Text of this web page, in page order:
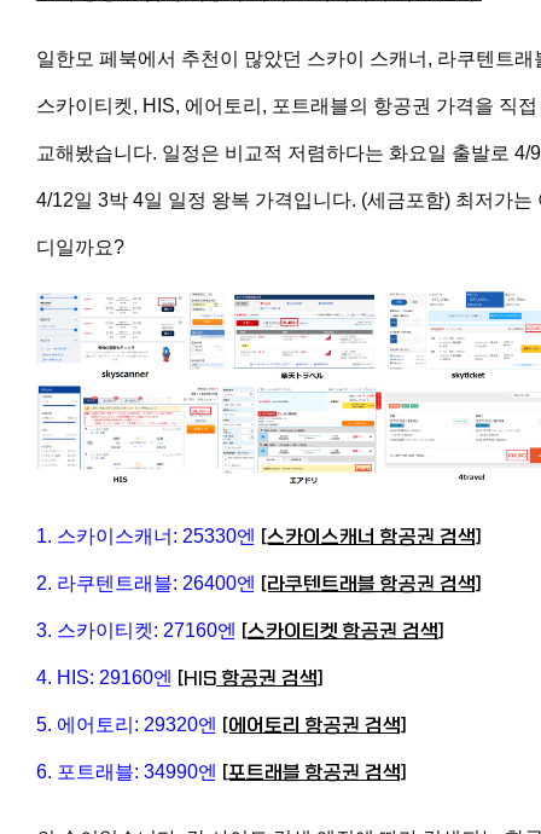
일한모 페북에서 추천이 많았던 스카이 스캐너, 라쿠텐트래
스카이티켓, HIS, 에어토리, 포트래블의 항공권 가격을 직접
교해봤습니다. 일정은 비교적 저렴하다는 화요일 출발로 4/
4/12일 3박 4일 일정 왕복 가격입니다. (세금포함) 최저가는
디일까요?
1. 스카이스캐너: 25330엔 [스카이스캐너 항공권 검색]
2. 라쿠텐트래블: 26400엔 [라쿠텐트래블 항공권 검색]
3. 스카이티켓: 27160엔 [스카이티켓 항공권 검색]
4. HIS: 29160엔 [HIS 항공권 검색]
5. 에어토리: 29320엔 [에어토리 항공권 검색]
6. 포트래블: 34990엔 [포트래블 항공권 검색]